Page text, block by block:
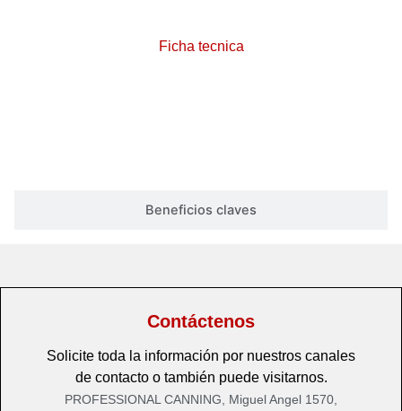
Ficha tecnica
Beneficios claves
Contáctenos
Solicite toda la información por nuestros canales
de contacto o también puede visitarnos.
PROFESSIONAL CANNING, Miguel Angel 1570,